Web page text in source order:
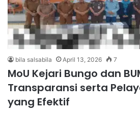
bila salsabila April 13, 2026 7
MoU Kejari Bungo dan
Transparansi serta
yang Efektif